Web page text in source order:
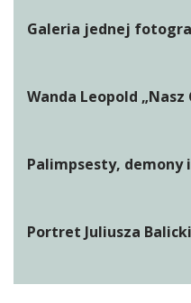
Galeria jednej
Wanda Leopold „Nasz
Palimpsesty, demony
Portret Juliusza